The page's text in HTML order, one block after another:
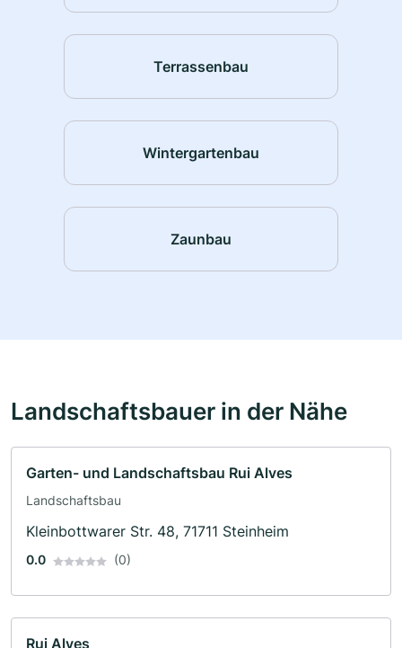
Terrassenbau
Wintergartenbau
Zaunbau
Landschaftsbauer in der Nähe
Garten- und Landschaftsbau Rui Alves
Landschaftsbau
Kleinbottwarer Str. 48, 71711 Steinheim
0.0 (0)
Rui Alves